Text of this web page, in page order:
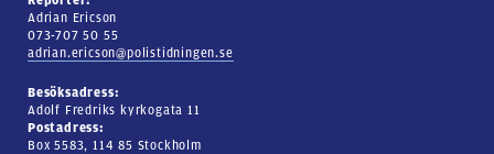
Adrian Ericson
073-707 50 55
adrian.ericson@polistidningen.se
Besöksadress:
Adolf Fredriks kyrkogata 11
Postadress:
Box 5583, 114 85 Stockholm